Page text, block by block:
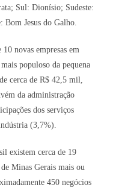
Sul: Dionísio; Sudeste:
Bom Jesus do Galho.
novas empresas em
populoso da pequena
cerca de R$ 42,5 mil,
da administração
dos serviços
(3,7%).
existem cerca de 19
Minas Gerais mais ou
450 negócios